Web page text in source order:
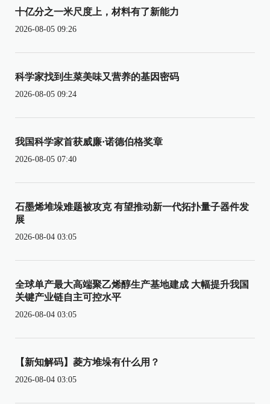
十亿分之一米尺度上，材料有了新能力
2026-08-05 09:26
科学家找到生菜美味又营养的基因密码
2026-08-05 09:24
我国科学家首获威廉·诺德伯格奖章
2026-08-05 07:40
石墨烯堆垛难题被攻克 有望推动新一代拓扑量子器件发
展
2026-08-04 03:05
全球单产最大高端聚乙烯醇生产基地建成 大幅提升我国
关键产业链自主可控水平
2026-08-04 03:05
【新知解码】菱方堆垛有什么用？
2026-08-04 03:05